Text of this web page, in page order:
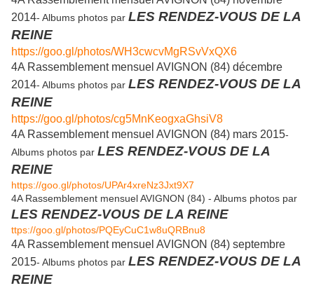
2014- Albums photos par LES RENDEZ-VOUS DE LA
REINE
https://goo.gl/photos/WH3cwcvMgRSvVxQX6
4A Rassemblement mensuel AVIGNON (84) décembre
2014- Albums photos par LES RENDEZ-VOUS DE LA
REINE
https://goo.gl/photos/cg5MnKeogxaGhsiV8
4A Rassemblement mensuel AVIGNON (84) mars 2015-
Albums photos par LES RENDEZ-VOUS DE LA
REINE
https://goo.gl/photos/UPAr4xreNz3Jxt9X7
4A Rassemblement mensuel AVIGNON (84) - Albums photos par
LES RENDEZ-VOUS DE LA REINE
ttps://goo.gl/photos/PQEyCuC1w8uQRBnu8
4A Rassemblement mensuel AVIGNON (84) septembre
2015- Albums photos par LES RENDEZ-VOUS DE LA
REINE